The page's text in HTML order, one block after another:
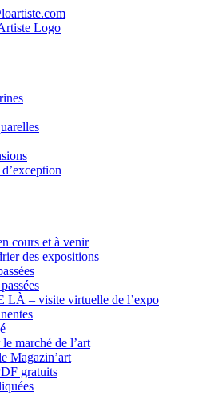
cours et à venir
des expositions
LÀ – visite virtuelle de l’expo
marché de l’art
Magazin’art
gratuits